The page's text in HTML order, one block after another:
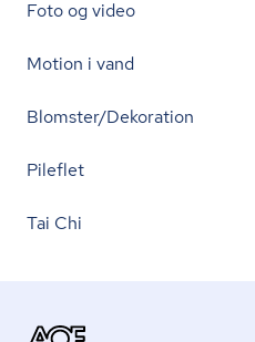
Foto og video
Motion i vand
Blomster/Dekoration
Pileflet
Tai Chi